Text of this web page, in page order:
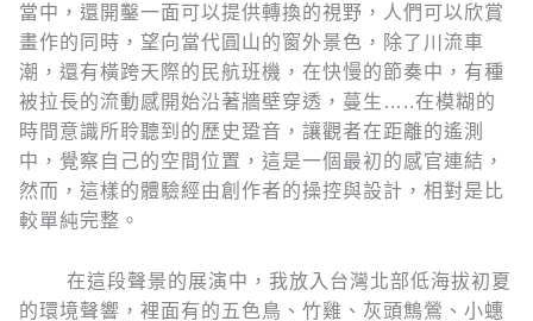
當中，還開鑿一面可以提供轉換的視野，人們可以欣賞
畫作的同時，望向當代圓山的窗外景色，除了川流車
潮，還有橫跨天際的民航班機，在快慢的節奏中，有種
被拉長的流動感開始沿著牆壁穿透，蔓生…..在模糊的
時間意識所聆聽到的歷史跫音，讓觀者在距離的遙測
中，覺察自己的空間位置，這是一個最初的感官連結，
然而，這樣的體驗經由創作者的操控與設計，相對是比
較單純完整。
在這段聲景的展演中，我放入台灣北部低海拔初夏
的環境聲響，裡面有的五色鳥、竹雞、灰頭鷦鶯、小蟪